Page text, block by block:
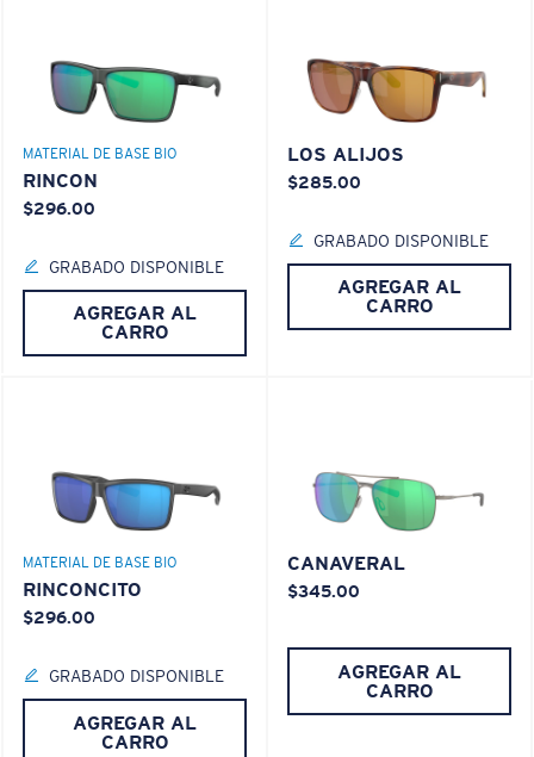
MATERIAL DE BASE BIO
RINCON
$296.00
GRABADO DISPONIBLE
AGREGAR AL
CARRO
LOS ALIJOS
$285.00
GRABADO DISPONIBLE
AGREGAR AL
CARRO
MATERIAL DE BASE BIO
RINCONCITO
$296.00
GRABADO DISPONIBLE
AGREGAR AL
CARRO
CANAVERAL
$345.00
AGREGAR AL
CARRO